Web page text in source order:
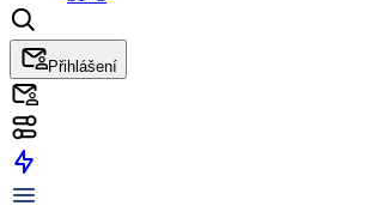
Přihlášení